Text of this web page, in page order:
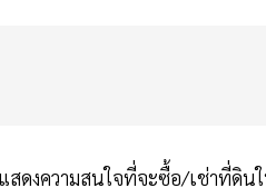
ดงความสนใจที่จะซื้อ/เช่าที่ดิน